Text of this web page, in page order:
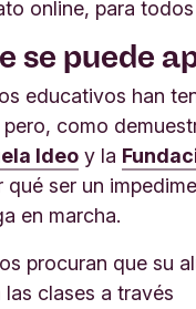
online, para
se puede
educativos han
pero, como
Ideo y la
qué ser un
en marcha.
procuran que su
clases a través